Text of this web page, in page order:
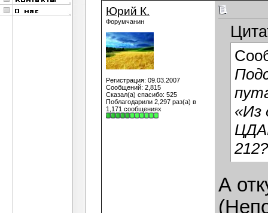
Юрий К.
Форумчанин
Регистрация: 09.03.2007
Сообщений: 2,815
Сказал(а) спасибо: 525
Поблагодарили 2,297 раз(а) в
1,171 сообщениях
«Из
А